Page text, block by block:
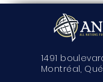
1491
Montréal,